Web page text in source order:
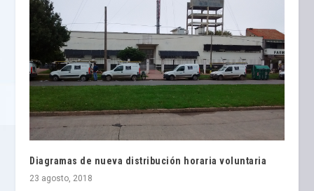
Diagramas de nueva distribución horaria voluntaria
23 agosto, 2018